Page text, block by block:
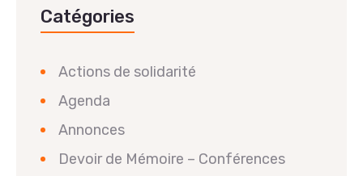
Catégories
Actions de solidarité
Agenda
Annonces
Devoir de Mémoire – Conférences